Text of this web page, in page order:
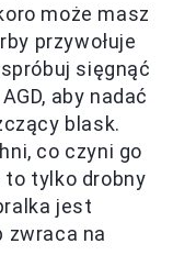
może masz
przywołuje
sięgnąć
aby nadać
blask.
co czyni go
tylko drobny
jest
zwraca na